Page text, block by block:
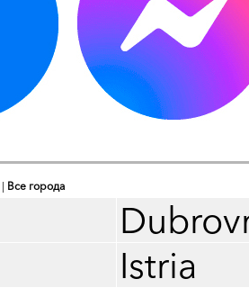
| Все города
Istria